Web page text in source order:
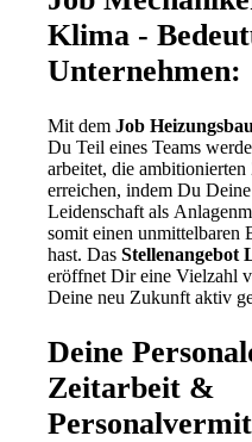
Klima -
Unternehmen:
Mit demJob
Du Teil eines Teams
arbeitet, die
erreichen, indem Du
Leidenschaft als
somit einen unmittelbaren
hast. DasStellenangebot
eröffnet Dir eine Vielzahl
Deine neu Zukunft aktiv
Deine
Zeitarbeit &